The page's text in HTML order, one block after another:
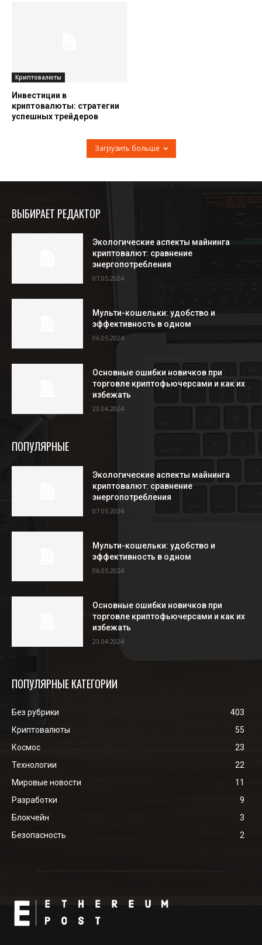
Криптовалюты
Инвестиции в
криптовалюты: стратегии
успешных трейдеров
Загрузить больше
ВЫБИРАЕТ РЕДАКТОР
Экологические аспекты майнинга
криптовалют: сравнение
энергопотребления
07.05.2024
Мульти-кошельки: удобство и
эффективность в одном
06.05.2024
Основные ошибки новичков при
торговле криптофьючерсами и как их
избежать
23.04.2024
ПОПУЛЯРНЫЕ
Экологические аспекты майнинга
криптовалют: сравнение
энергопотребления
07.05.2024
Мульти-кошельки: удобство и
эффективность в одном
06.05.2024
Основные ошибки новичков при
торговле криптофьючерсами и как их
избежать
23.04.2024
ПОПУЛЯРНЫЕ КАТЕГОРИИ
Без рубрики
403
Криптовалюты
55
Космос
23
Технологии
22
Мировые новости
11
Разработки
9
Блокчейн
3
Безопасность
2